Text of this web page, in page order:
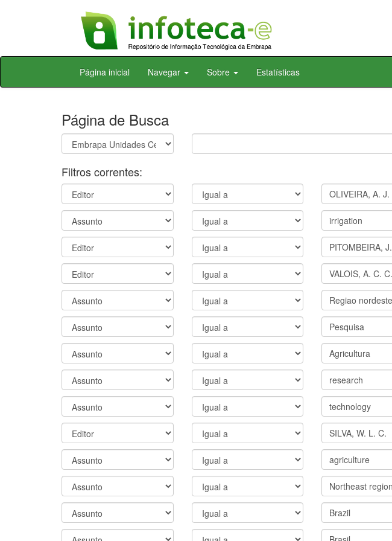
Skip
Página inicial Navegar Sobre Estatísticas
Página de Busca
Filtros correntes: